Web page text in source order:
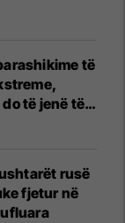
të
të jenë të
rusë
fjetur në